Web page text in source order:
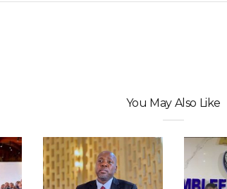
You May Also Like